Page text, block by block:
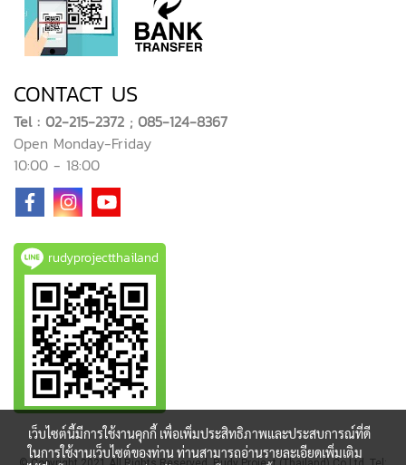
CONTACT US
Tel : 02-215-2372 ; 085-124-8367
Open Monday-Friday
10:00 - 18:00
rudyprojectthailand
เว็บไซต์นี้มีการใช้งานคุกกี้ เพื่อเพิ่มประสิทธิภาพและประสบการณ์ที่ดี
ในการใช้งานเว็บไซต์ของท่าน ท่านสามารถอ่านรายละเอียดเพิ่มเติม